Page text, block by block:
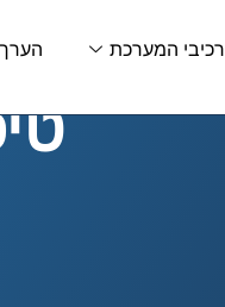
רכיבי המערכת